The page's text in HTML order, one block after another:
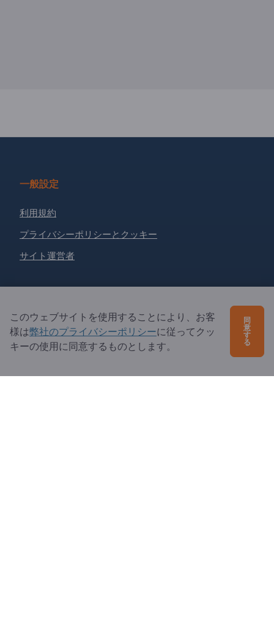
一般設定
利用規約
プライバシーポリシーとクッキー
サイト運営者
パートナーとして登録
ニュースレターを購読する
このウェブサイトを使用することにより、お客
様は弊社のプライバシーポリシーに従ってクッ
キーの使用に同意するものとします。
同
意
す
る